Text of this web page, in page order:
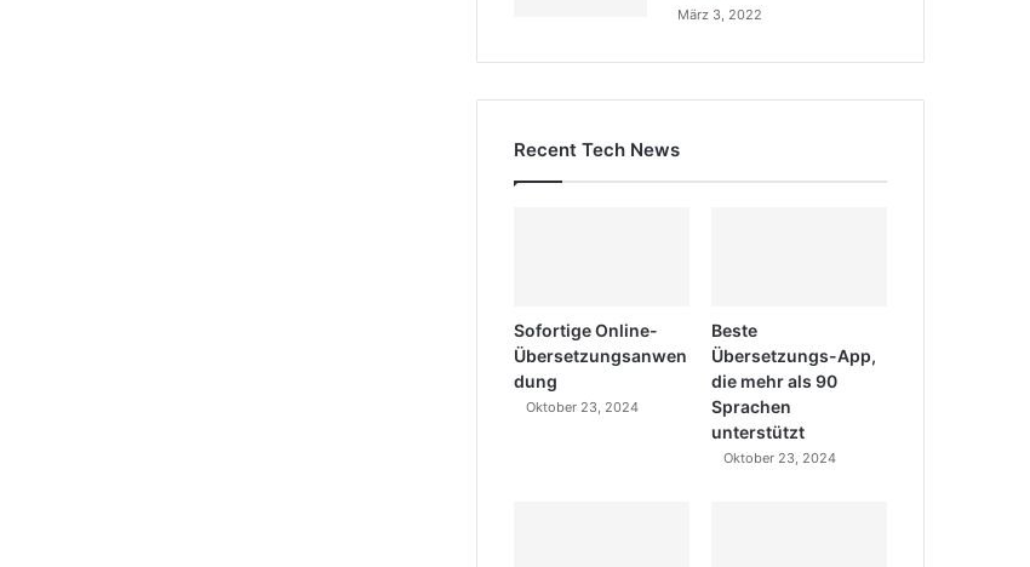
März 3, 2022
Recent Tech News
Sofortige Online-
Übersetzungsanwen
dung
Oktober 23, 2024
Beste
Übersetzungs-App,
die mehr als 90
Sprachen
unterstützt
Oktober 23, 2024